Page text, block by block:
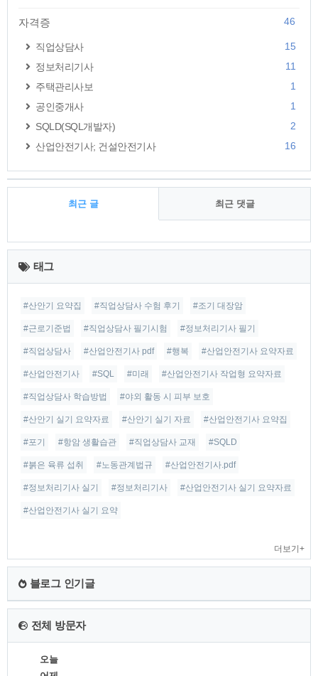
자격증 46
직업상담사
15
정보처리기사
11
주택관리사보
1
공인중개사
1
SQLD(SQL개발자)
2
산업안전기사; 건설안전기사
16
최근 글 최근 댓글
최
근
글
태그
#산안기 요약집 #직업상담사 수험 후기 #조기 대장암
#근로기준법 #직업상담사 필기시험 #정보처리기사 필기
#직업상담사 #산업안전기사 pdf #행복 #산업안전기사 요약자료
#산업안전기사 #SQL #미래 #산업안전기사 작업형 요약자료
#직업상담사 학습방법 #야외 활동 시 피부 보호
#산안기 실기 요약자료 #산안기 실기 자료 #산업안전기사 요약집
#포기 #항암 생활습관 #직업상담사 교재 #SQLD
#붉은 육류 섭취 #노동관계법규 #산업안전기사.pdf
#정보처리기사 실기 #정보처리기사 #산업안전기사 실기 요약자료
#산업안전기사 실기 요약
더보기+
블로그 인기글
전체 방문자
오늘